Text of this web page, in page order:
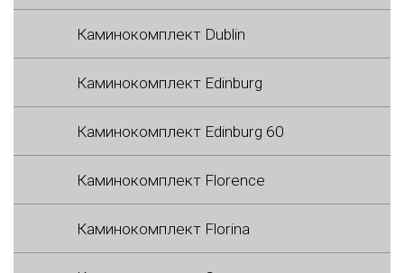
Каминокомплект Dublin
Каминокомплект Edinburg
Каминокомплект Edinburg 60
Каминокомплект Florence
Каминокомплект Florina